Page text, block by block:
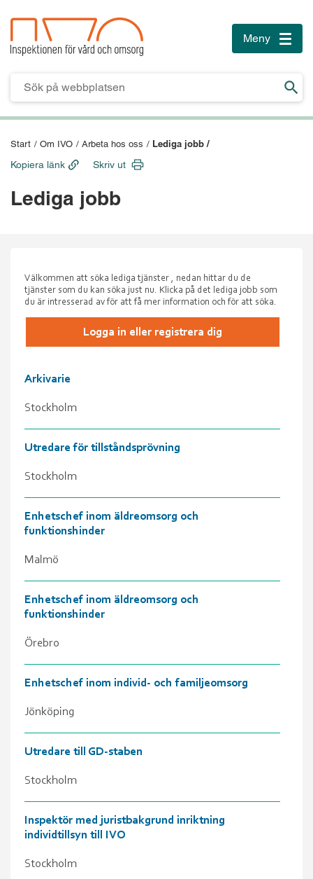
innehåll
sidfoten
Meny
Toggle
Start / Om IVO / Arbeta hos oss / Lediga jobb /
Kopiera länk
Skriv ut
Lediga jobb